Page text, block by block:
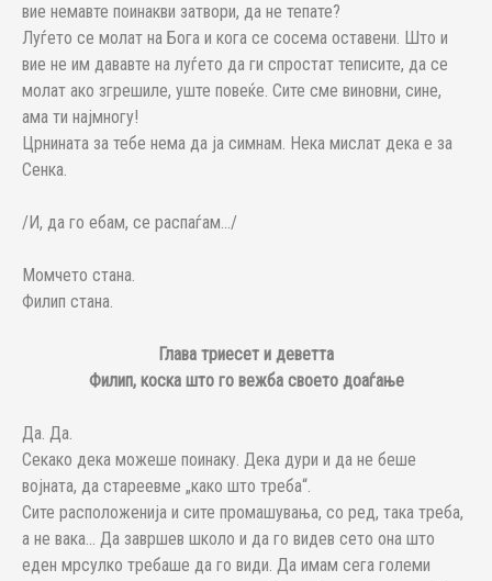
вие немавте поинакви затвори, да не тепате?
Луѓето се молат на Бога и кога се сосема оставени. Што и
вие не им дававте на луѓето да ги спростат теписите, да се
молат ако згрешиле, уште повеќе. Сите сме виновни, сине,
ама ти најмногу!
Црнината за тебе нема да ја симнам. Нека мислат дека е за
Сенка.
/И, да го ебам, се распаѓам.../
Момчето стана.
Филип стана.
Глава триесет и деветта
Филип, коска што го вежба своето доаѓање
Да. Да.
Секако дека можеше поинаку. Дека дури и да не беше
војната, да стареевме „како што треба“.
Сите расположенија и сите промашувања, со ред, така треба,
а не вака... Да завршев школо и да го видев сето она што
еден мрсулко требаше да го види. Да имам сега големи